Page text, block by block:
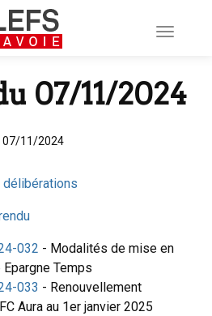
Toggle
07/11/2024
07/11/2024
032 - Modalités de mise en
Temps
033 - Renouvellement
Aura au 1er janvier 2025